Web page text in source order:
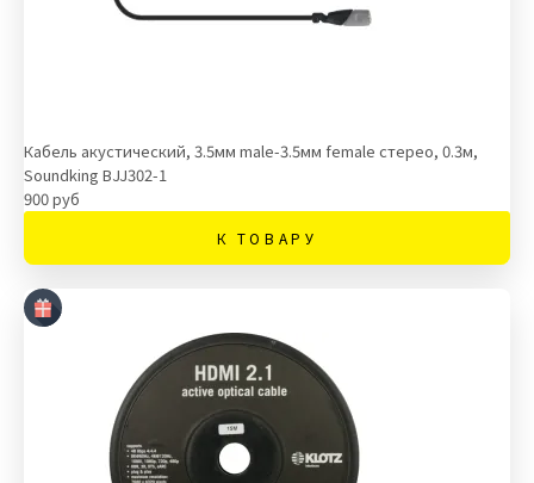
Кабель акустический, 3.5мм male-3.5мм female стерео, 0.3м,
Soundking BJJ302-1
900 руб
К ТОВАРУ